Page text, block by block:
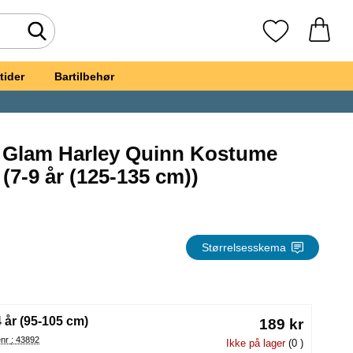
Foretag søgning Mine favoritter
Bartilbehør
cm)) som favoritHarley Quinn Kostume
9 år (125-135 cm))
Størrelsesskema
af en ny radioknap vil genindlæse siden)
år (95-105 cm)
Varenr : 43892
189 kr
Ikke på lager(0 )